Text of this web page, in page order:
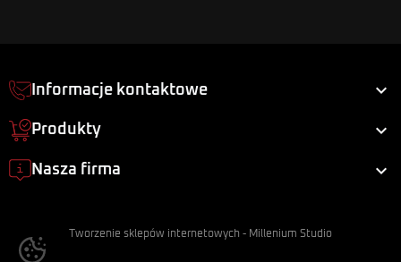
Informacje kontaktowe 
Produkty 
Nasza firma 
Tworzenie sklepów internetowych - Millenium Studio